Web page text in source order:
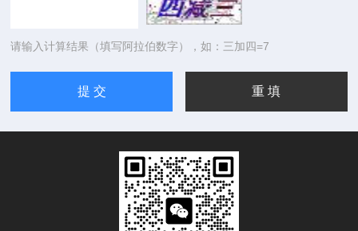
请输入计算结果（填写阿拉伯数字），如：三加四=7